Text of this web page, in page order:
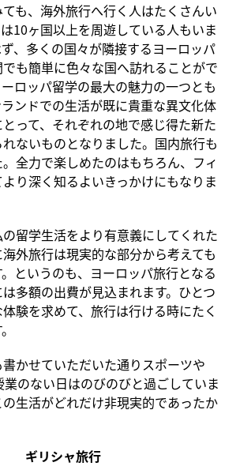
も、海外旅行へ行く人はたくさんい
10ヶ国以上を周遊している人もいま
、多くの国々が隣接するヨーロッパ
も簡単に色々な国へ訪れることがで
ロッパ留学の最大の魅力の一つとも
ンドでの生活が既に貴重な異文化体
って、それぞれの地で感じ得た新た
ないものとなりました。国内旅行も
全力で楽しめたのはもちろん、フィ
り深く知るよいきっかけにもなりま
留学生活をより有意義にしてくれた
外旅行は現実的な部分から考えても
というのも、ヨーロッパ旅行となる
多額の出費が見込まれます。ひとつ
験を求めて、旅行は行ける時にたく
かせていただいた通りスポーツや
のない日はのびのびと過ごしていま
生活がどれだけ非現実的であったか
ギリシャ旅行